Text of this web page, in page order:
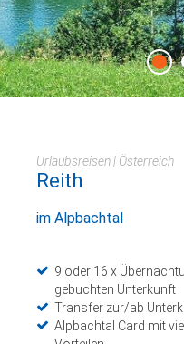
Urlaubsreisen | Österreich
Reith
im Alpbachtal
9 oder 16 x
gebuchten Unterkunft
Transfer zur/ab
Alpbachtal Card mit